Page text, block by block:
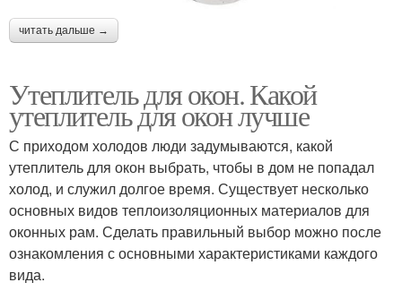
читать дальше →
Утеплитель для окон. Какой
утеплитель для окон лучше
С приходом холодов люди задумываются, какой
утеплитель для окон выбрать, чтобы в дом не попадал
холод, и служил долгое время. Существует несколько
основных видов теплоизоляционных материалов для
оконных рам. Сделать правильный выбор можно после
ознакомления с основными характеристиками каждого
вида.